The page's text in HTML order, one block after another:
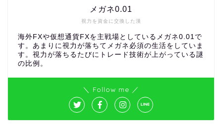
視力を資金に交換した漢
メガネ0.01
海外FXや仮想通貨FXを主戦場としているメガネ0.01で
す。あまりに視力が落ちてメガネ必須の生活をしていま
す。視力が落ちるたびにトレード技術が上がっている謎
の比例。
＼ Follow me ／